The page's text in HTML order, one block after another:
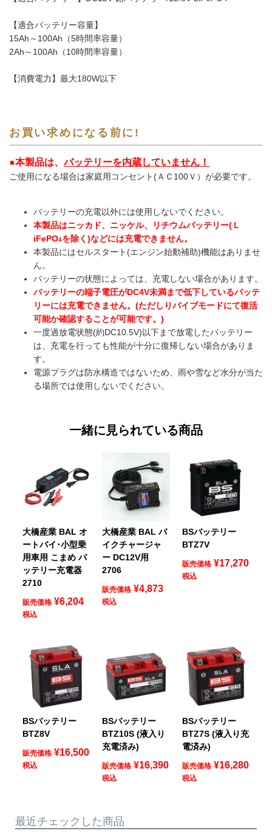
【適合バッテリー容量】
15Ah～100Ah（5時間率容量）
2Ah～100Ah（10時間率容量）
【消費電力】最大180W以下
お買い求めになる前に!
●本製品は、バッテリーを内蔵していません！
ご使用になる場合は家庭用コンセント(ＡＣ100Ｖ）が必要です。
バッテリーの充電以外には使用しないでください。
本製品はニッカド、ニッケル、リチウムバッテリー(Ｌ
iFePO4を除く)などには充電できません。
本製品にはセルスタート(エンジン始動補助)機能はありませ
ん。
バッテリーの状態によっては、充電しない場合があります。
バッテリーの端子電圧がDC4V未満まで低下しているバッテ
リーには充電できません。(ただしりバイブモードにて復活
可能か確認することが可能です。)
一度過放電状態(約DC10.5V)以下まで放電したバッテリー
は、充電を行っても性能が十分に復帰しない場合がありま
す。
電源プラグは防水構造ではないため、雨や雪など水分が当た
る場所では使用しないでください。
一緒に見られている商品
大橋産業 BAL オ
ートバイ･小型乗
用車用 こまめ バ
ッテリー充電器
2710
販売価格 ¥6,204
税込
大橋産業 BAL バ
イクチャージャ
ー DC12V用
2706
販売価格 ¥4,873
税込
BSバッテリー
BTZ7V
販売価格 ¥17,270
税込
BSバッテリー
BTZ8V
販売価格 ¥16,500
税込
BSバッテリー
BTZ10S (液入り
充電済み)
販売価格 ¥16,390
税込
BSバッテリー
BTZ7S (液入り充
電済み)
販売価格 ¥16,280
税込
最近チェックした商品